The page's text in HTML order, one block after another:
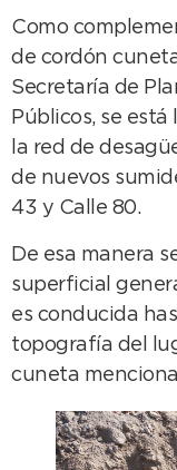
Como
de cordón
Secretaría de
Públicos, se
la red de
de nuevos
43 y Calle 80.
De esa manera
superficial
es conducida
topografía del
cuneta